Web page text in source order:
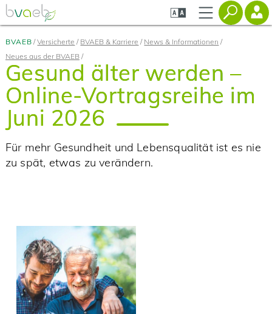
Zum
Seiteninhalt
springen
Zur
Navigation
springen
BVAEB Versicherte BVAEB & Karriere
News & Informationen
Neues aus der BVAEB
Gesund älter werden –
Online-Vortragsreihe im
Juni 2026
Für mehr Gesundheit und Lebensqualität ist es nie
zu spät, etwas zu verändern.